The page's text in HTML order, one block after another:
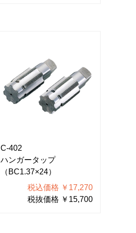
C-402
ハンガータップ
（BC1.37×24）
税込価格 ￥17,270
税抜価格 ￥15,700